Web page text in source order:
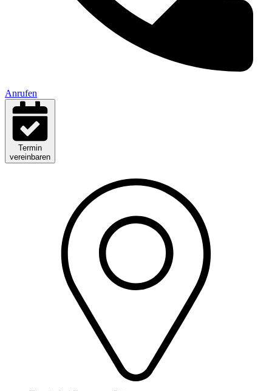
Anrufen
Termin
vereinbaren